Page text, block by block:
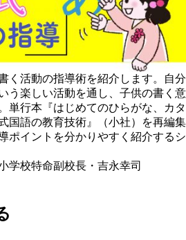
く活動の指導術を紹介します。自分
う楽しい活動を通し、子供の書く意
単行本『はじめてのひらがな、カタ
国語の教育技術』（小社）を再編集
ポイントを分かりやすく紹介するシ
学校特命副校長・吉永幸司